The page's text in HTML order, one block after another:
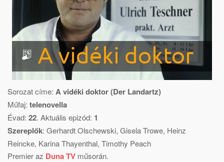
Sorozat címe: A vidéki doktor (Der Landartz)
Műfaj: telenovella
Évad: 22. Aktuális epizód: 1
Szereplők: Gerhardt Olschewski, Gisela Trowe, Heinz
Reincke, Karina Thayenthal, Timothy Peach
Premier az Duna TV műsorán.